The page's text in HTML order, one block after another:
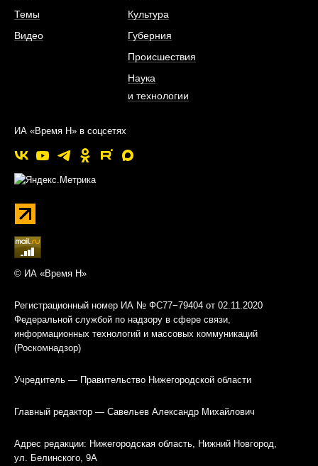
Темы
Видео
Культура
Губерния
Происшествия
Наука
и технологии
ИА «Время Н» в соцсетях
© ИА «Время Н»
Регистрационный номер ИА № ФС77−79404 от 02.11.2020
Федеральной службой по надзору в сфере связи,
информационных технологий и массовых коммуникаций
(Роскомнадзор)
Учредитель — Правительство Нижегородской области
Главный редактор — Савельев Александр Михайлович
Адрес редакции: Нижегородская область, Нижний Новгород,
ул. Белинского, 9А